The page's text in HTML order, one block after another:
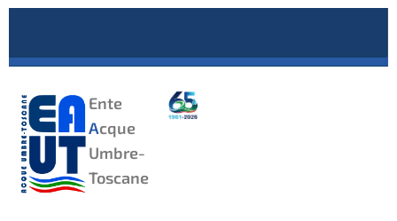
Ente
Acque
Umbre-
Toscane